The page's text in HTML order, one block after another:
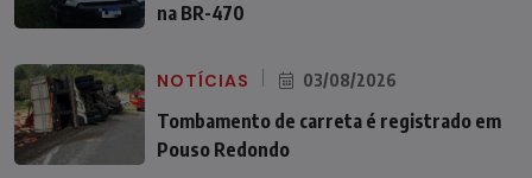
na BR-470
NOTÍCIAS 03/08/2026
Tombamento de carreta é registrado em
Pouso Redondo